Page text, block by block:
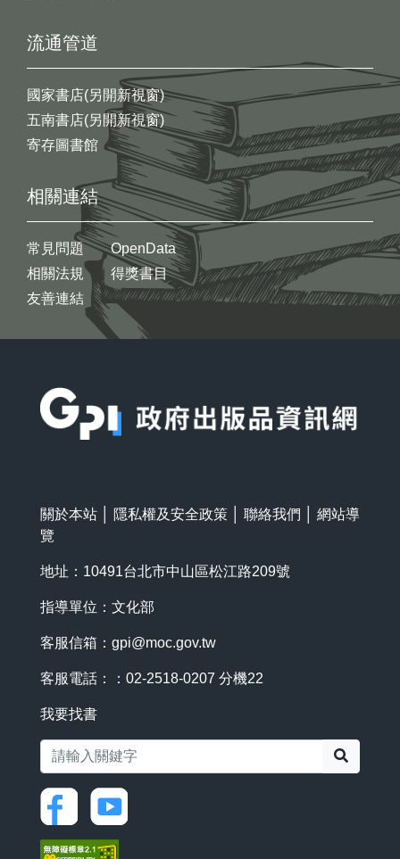
流通管道
國家書店(另開新視窗)
五南書店(另開新視窗)
寄存圖書館
相關連結
常見問題
相關法規
友善連結
OpenData
得獎書目
關於本站 隱私權及安全政策 聯絡我們
網站導
覽
地址：10491台北市中山區松江路209號
指導單位：文化部
客服信箱： gpi@moc.gov.tw
客服電話：：02-2518-0207 分機22
我要找書